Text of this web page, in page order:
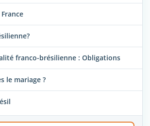
franco-brésilienne : Obligations
le mariage ?